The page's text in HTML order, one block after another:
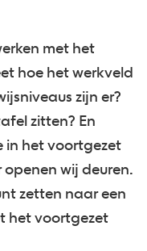
met het
hoe het werkveld
zijn er?
zitten? En
in het voortgezet
openen wij deuren.
zetten naar een
het voortgezet